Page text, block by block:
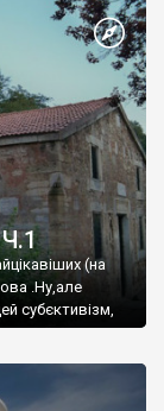
(на
.Ну,але
субєктивізм,